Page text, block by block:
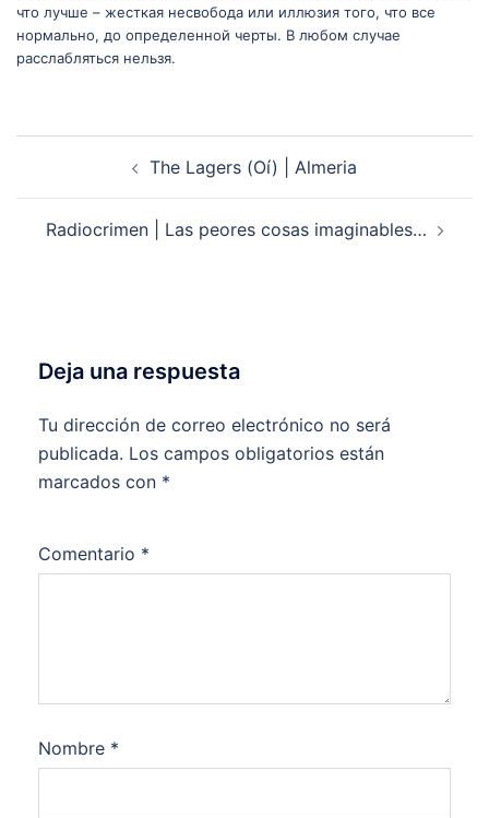
что лучше – жесткая несвобода или иллюзия того, что все
нормально, до определенной черты. В любом случае
расслабляться нельзя.
entradas
The Lagers (Oí) | Almeria
Radiocrimen | Las peores cosas imaginables…
Deja una respuesta
Tu dirección de correo electrónico no será
publicada. Los campos obligatorios están
marcados con *
Comentario *
Nombre *